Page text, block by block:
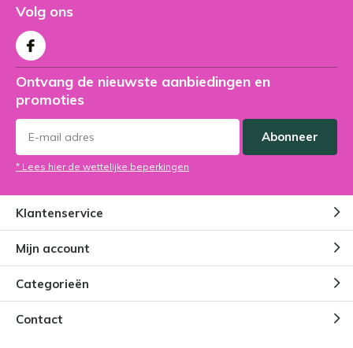
Volg ons
Ontvang de nieuwste aanbiedingen en
promoties
Abonneer
* Lees hier de wettelijke beperkingen
Klantenservice
Mijn account
Categorieën
Contact